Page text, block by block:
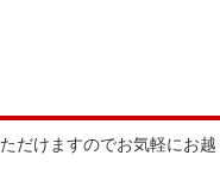
だけますのでお気軽にお越